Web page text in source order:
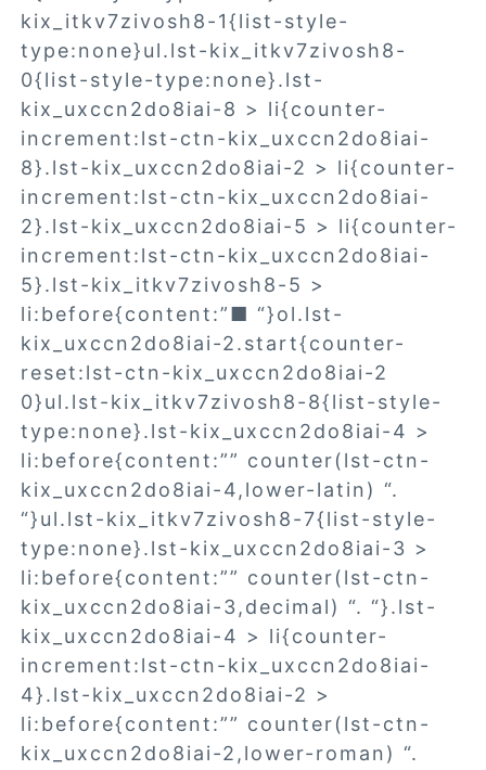
kix_itkv7zivosh8-1{list-style-
type:none}ul.lst-kix_itkv7zivosh8-
0{list-style-type:none}.lst-
kix_uxccn2do8iai-8 > li{counter-
increment:lst-ctn-kix_uxccn2do8iai-
8}.lst-kix_uxccn2do8iai-2 > li{counter-
increment:lst-ctn-kix_uxccn2do8iai-
2}.lst-kix_uxccn2do8iai-5 > li{counter-
increment:lst-ctn-kix_uxccn2do8iai-
5}.lst-kix_itkv7zivosh8-5 >
li:before{content:”■ “}ol.lst-
kix_uxccn2do8iai-2.start{counter-
reset:lst-ctn-kix_uxccn2do8iai-2
0}ul.lst-kix_itkv7zivosh8-8{list-style-
type:none}.lst-kix_uxccn2do8iai-4 >
li:before{content:”” counter(lst-ctn-
kix_uxccn2do8iai-4,lower-latin) “.
“}ul.lst-kix_itkv7zivosh8-7{list-style-
type:none}.lst-kix_uxccn2do8iai-3 >
li:before{content:”” counter(lst-ctn-
kix_uxccn2do8iai-3,decimal) “. “}.lst-
kix_uxccn2do8iai-4 > li{counter-
increment:lst-ctn-kix_uxccn2do8iai-
4}.lst-kix_uxccn2do8iai-2 >
li:before{content:”” counter(lst-ctn-
kix_uxccn2do8iai-2,lower-roman) “.